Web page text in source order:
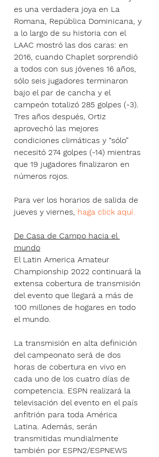
es una verdadera joya en La
Romana, República Dominicana, y
a lo largo de su historia con el
LAAC mostró las dos caras: en
2016, cuando Chaplet sorprendió
a todos con sus jóvenes 16 años,
sólo seis jugadores terminaron
bajo el par de cancha y el
campeón totalizó 285 golpes (-3).
Tres años después, Ortiz
aprovechó las mejores
condiciones climáticas y “sólo”
necesitó 274 golpes (-14) mientras
que 19 jugadores finalizaron en
números rojos.
Para ver los horarios de salida de
jueves y viernes, haga click aquí.
De Casa de Campo hacia el
mundo
El Latin America Amateur
Championship 2022 continuará la
extensa cobertura de transmisión
del evento que llegará a más de
100 millones de hogares en todo
el mundo.
La transmisión en alta definición
del campeonato será de dos
horas de cobertura en vivo en
cada uno de los cuatro días de
competencia. ESPN realizará la
televisación del evento en el país
anfitrión para toda América
Latina. Además, serán
transmitidas mundialmente
también por ESPN2/ESPNEWS